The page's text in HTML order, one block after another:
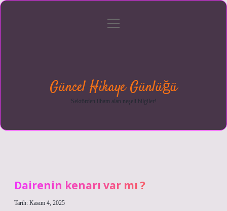
menüyü
Güncel Hikaye Günlüğü
Sektörden ilham alan neşeli bilgiler!
Dairenin kenarı var mı ?
Tarih: Kasım 4, 2025